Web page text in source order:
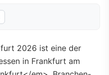
2026 ist eine der
in Frankfurt am